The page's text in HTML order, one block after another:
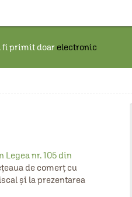
fi primit doar electronic
Legea nr. 105 din
de comerţ cu
și la prezentarea